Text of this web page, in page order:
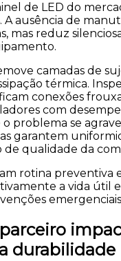
de LED do
A ausência de
mas reduz
camadas de
térmica.
conexões
com
problema se
garantem
de qualidade da
rotina preventiva
a vida útil
durabilidade